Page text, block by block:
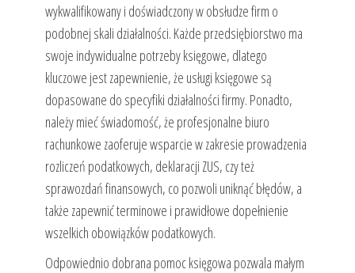
wykwalifikowany i doświadczony w obsłudze firm o
podobnej skali działalności. Każde przedsiębiorstwo ma
swoje indywidualne potrzeby księgowe, dlatego
kluczowe jest zapewnienie, że usługi księgowe są
dopasowane do specyfiki działalności firmy. Ponadto,
należy mieć świadomość, że profesjonalne biuro
rachunkowe zaoferuje wsparcie w zakresie prowadzenia
rozliczeń podatkowych, deklaracji ZUS, czy też
sprawozdań finansowych, co pozwoli uniknąć błędów, a
także zapewnić terminowe i prawidłowe dopełnienie
wszelkich obowiązków podatkowych.
Odpowiednio dobrana pomoc księgowa pozwala małym